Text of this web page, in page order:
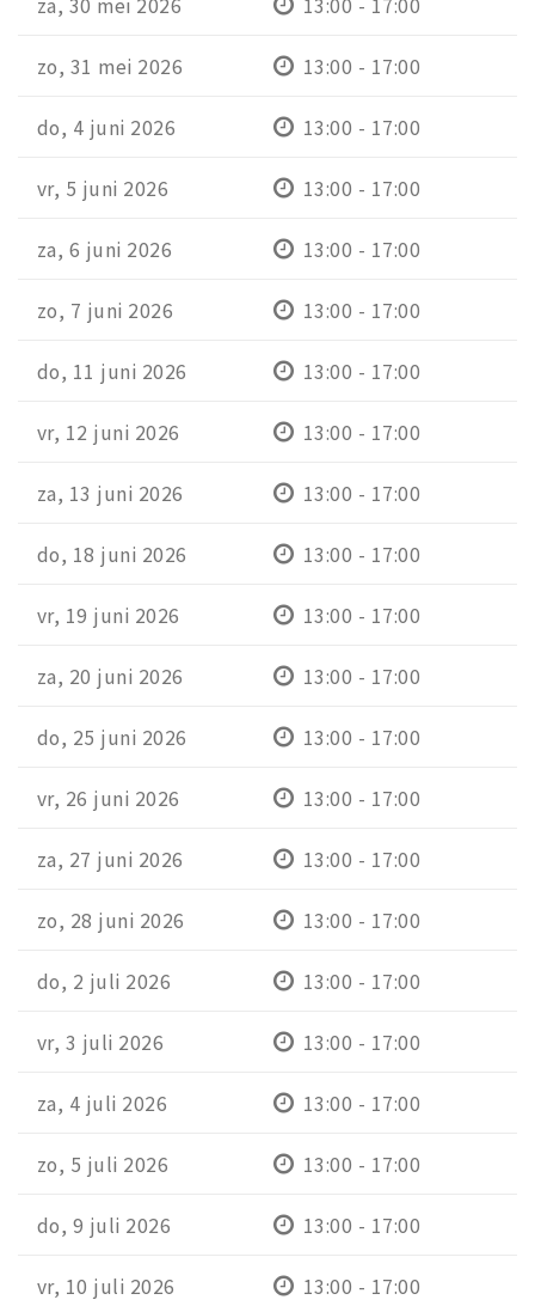
za, 30 mei 2026 13:00 - 17:00
zo, 31 mei 2026 13:00 - 17:00
do, 4 juni 2026 13:00 - 17:00
vr, 5 juni 2026 13:00 - 17:00
za, 6 juni 2026 13:00 - 17:00
zo, 7 juni 2026 13:00 - 17:00
do, 11 juni 2026 13:00 - 17:00
vr, 12 juni 2026 13:00 - 17:00
za, 13 juni 2026 13:00 - 17:00
do, 18 juni 2026 13:00 - 17:00
vr, 19 juni 2026 13:00 - 17:00
za, 20 juni 2026 13:00 - 17:00
do, 25 juni 2026 13:00 - 17:00
vr, 26 juni 2026 13:00 - 17:00
za, 27 juni 2026 13:00 - 17:00
zo, 28 juni 2026 13:00 - 17:00
do, 2 juli 2026 13:00 - 17:00
vr, 3 juli 2026 13:00 - 17:00
za, 4 juli 2026 13:00 - 17:00
zo, 5 juli 2026 13:00 - 17:00
do, 9 juli 2026 13:00 - 17:00
vr, 10 juli 2026 13:00 - 17:00